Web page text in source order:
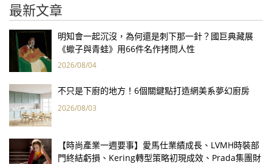
最新文章
明知會一起沉沒，為何還是刺下那一針？國巨典藏展
《蠍子與青蛙》用66件名作拷問人性
2026/08/04
不只是下廚的地方！6個關鍵點打造網美系夢幻廚房
2026/08/03
【時尚產業一週要事】愛馬仕業績成長、LVMH時裝部
門終結虧損、Kering轉型策略初現成效、Prada集團財